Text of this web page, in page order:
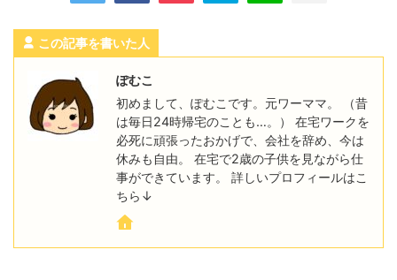
この記事を書いた人
ぽむこ
初めまして、ぽむこです。元ワーママ。 （昔
は毎日24時帰宅のことも…。） 在宅ワークを
必死に頑張ったおかげで、会社を辞め、今は
休みも自由。 在宅で2歳の子供を見ながら仕
事ができています。 詳しいプロフィールはこ
ちら↓